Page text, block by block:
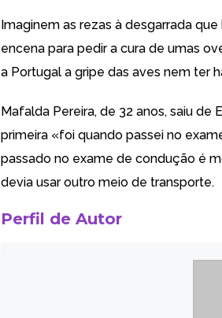
Imaginem as rezas à desgarrada
encena para pedir a cura de umas
a Portugal a gripe das aves nem ter
Mafalda Pereira, de 32 anos, saiu de
primeira «foi quando passei no
passado no exame de condução é
devia usar outro meio de transporte.
Perfil de Autor